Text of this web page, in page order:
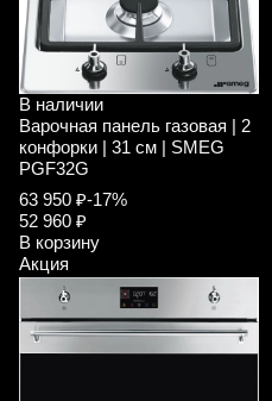
В наличии
Варочная панель газовая | 2
конфорки | 31 см | SMEG
PGF32G
63 950 ₽-17%
52 960 ₽
В корзину
Акция